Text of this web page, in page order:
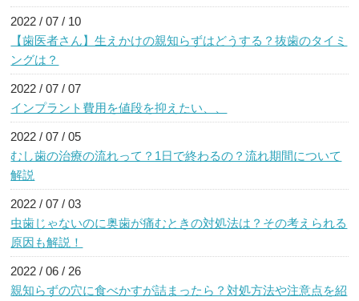
2022 / 07 / 10
【歯医者さん】生えかけの親知らずはどうする？抜歯のタイミ
ングは？
2022 / 07 / 07
インプラント費用を値段を抑えたい、、
2022 / 07 / 05
むし歯の治療の流れって？1日で終わるの？流れ期間について
解説
2022 / 07 / 03
虫歯じゃないのに奥歯が痛むときの対処法は？その考えられる
原因も解説！
2022 / 06 / 26
親知らずの穴に食べかすが詰まったら？対処方法や注意点を紹